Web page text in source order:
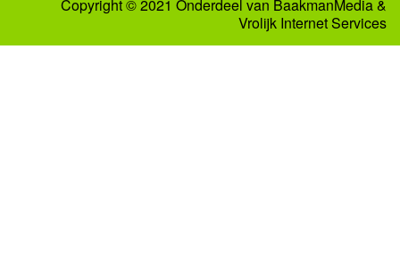
Copyright © 2021 Onderdeel van BaakmanMedia&
Vrolijk Internet Services